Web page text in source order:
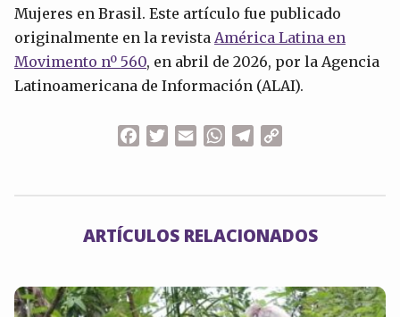
Mujeres en Brasil. Este artículo fue publicado
originalmente en la revista América Latina en
Movimento nº 560, en abril de 2026, por la Agencia
Latinoamericana de Información (ALAI).
FacebookTwitterEmailWhatsApp
Telegram
ARTÍCULOS RELACIONADOS